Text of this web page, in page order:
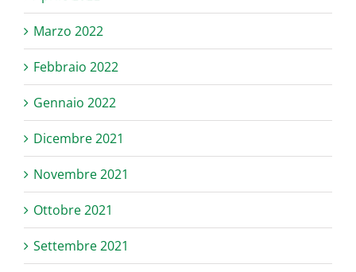
Marzo 2022
Febbraio 2022
Gennaio 2022
Dicembre 2021
Novembre 2021
Ottobre 2021
Settembre 2021